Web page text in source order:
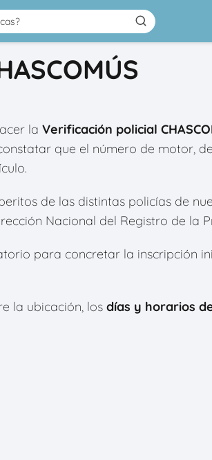
la Verificación policial
que el número de motor,
de las distintas policías de
Nacional del Registro de la
para concretar la inscripción
la ubicación, los días y horarios